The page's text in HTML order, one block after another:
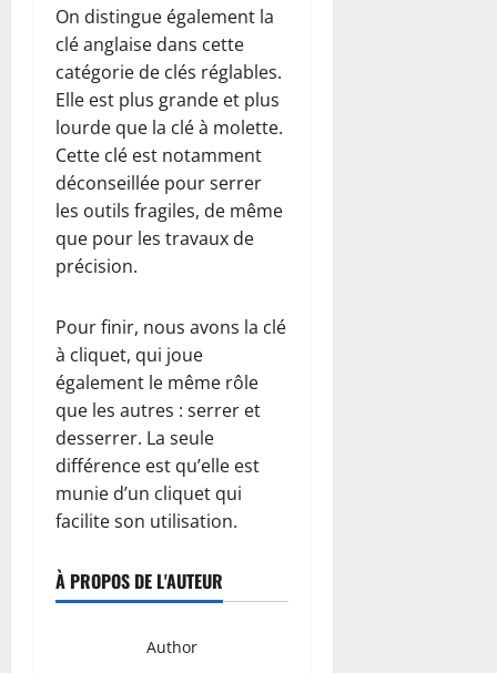
On distingue également la
clé anglaise dans cette
catégorie de clés réglables.
Elle est plus grande et plus
lourde que la clé à molette.
Cette clé est notamment
déconseillée pour serrer
les outils fragiles, de même
que pour les travaux de
précision.
Pour finir, nous avons la clé
à cliquet, qui joue
également le même rôle
que les autres : serrer et
desserrer. La seule
différence est qu’elle est
munie d’un cliquet qui
facilite son utilisation.
À PROPOS DE L'AUTEUR
Author